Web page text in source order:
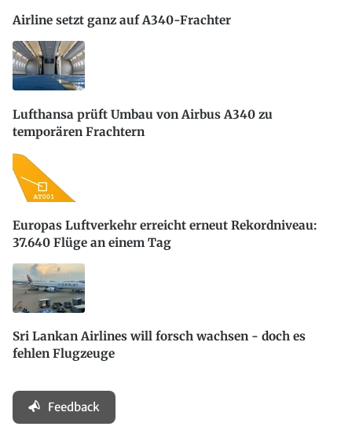
Airline setzt ganz auf A340-Frachter
Lufthansa prüft Umbau von Airbus A340 zu
temporären Frachtern
Europas Luftverkehr erreicht erneut Rekordniveau:
37.640 Flüge an einem Tag
Sri Lankan Airlines will forsch wachsen - doch es
fehlen Flugzeuge
Feedback